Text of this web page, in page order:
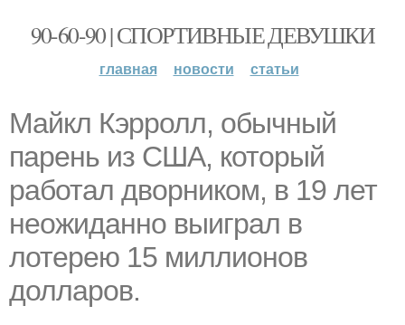
90-60-90 | СПОРТИВНЫЕ ДЕВУШКИ
главная новости статьи
Майкл Кэрролл, обычный
парень из США, который
работал дворником, в 19 лет
неожиданно выиграл в
лотерею 15 миллионов
долларов.